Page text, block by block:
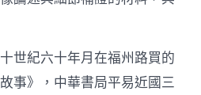
世紀六十年月在福州路買的
事》，中華書局平易近國三